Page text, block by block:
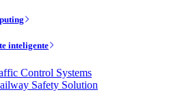
inteligente
Control Systems
Safety Solution